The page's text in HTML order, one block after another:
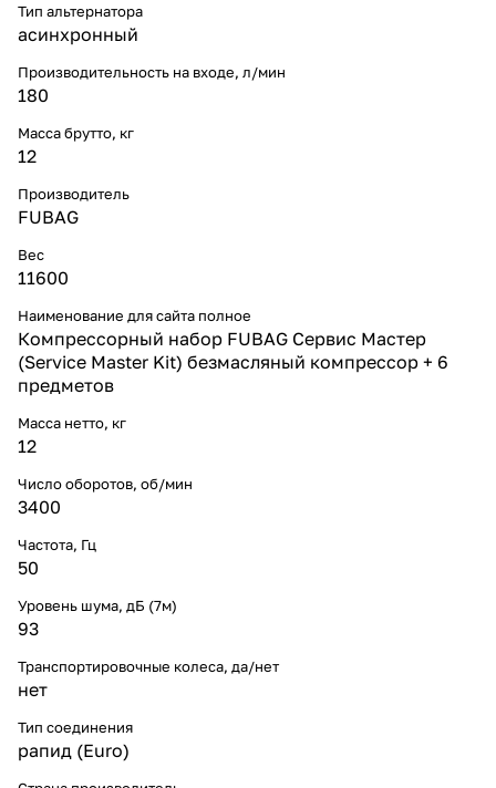
Тип альтернатора
асинхронный
Производительность на входе, л/мин
180
Масса брутто, кг
12
Производитель
FUBAG
Вес
11600
Наименование для сайта полное
Компрессорный набор FUBAG Сервис Мастер
(Service Master Kit) безмасляный компрессор + 6
предметов
Масса нетто, кг
12
Число оборотов, об/мин
3400
Частота, Гц
50
Уровень шума, дБ (7м)
93
Транспортировочные колеса, да/нет
нет
Тип соединения
рапид (Euro)